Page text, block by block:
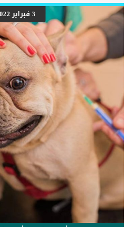
والحركة. فهي تساعد على تقليل
والكوليسترول. كما أن تربية الحيوانات
والتوتر. كما أثبتت دراسات عدة أن
بتربية الحيوانات الأليفة في البيت
عمن سواهم, وذلك ريجع بشكل أساسي
فوائد نفسية وعاطفية تتعلق بتربية
دائما تظهر حبها لك بدون مقابل. كذلك
والحركة. حاجة الإنسان
3 فبراير 2022